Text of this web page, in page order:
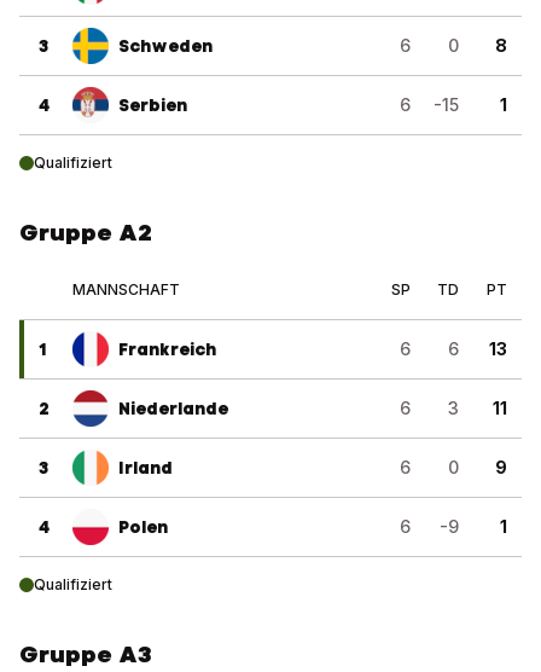
3 Schweden 6 0 8
4 Serbien 6 -15 1
Qualifiziert
Gruppe A2
MANNSCHAFT SP TD PT
1 Frankreich 6 6 13
2 Niederlande 6 3 11
3 Irland 6 0 9
4 Polen 6 -9 1
Qualifiziert
Gruppe A3